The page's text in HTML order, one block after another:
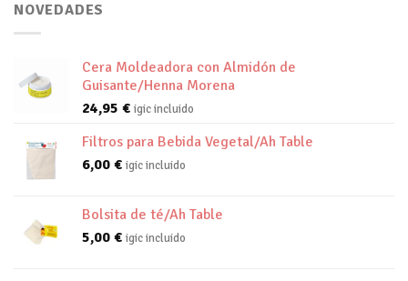
NOVEDADES
Cera Moldeadora con Almidón de
Guisante/Henna Morena
24,95 € igic incluido
Filtros para Bebida Vegetal/Ah Table
6,00 € igic incluido
Bolsita de té/Ah Table
5,00 € igic incluido